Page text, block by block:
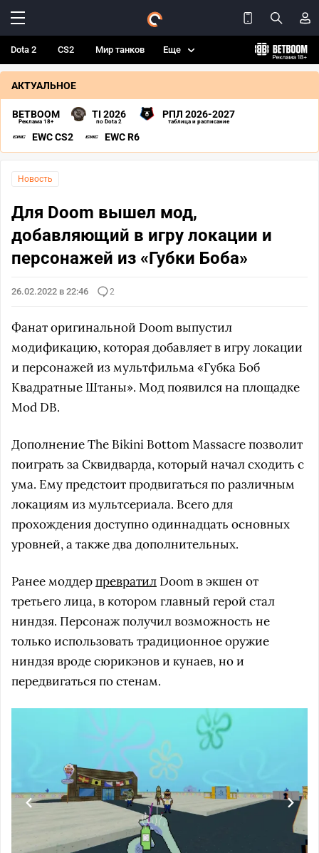
Dota 2 CS2 Мир танков Еще
АКТУАЛЬНОЕ
BETBOOM
Реклама 18+
TI 2026
по Dota 2
РПЛ 2026-2027
таблица и расписание
EWC CS2 EWC R6
Новость
Для Doom вышел мод,
добавляющий в игру локации и
персонажей из «Губки Боба»
26.02.2022 в 22:46 2
Фанат оригинальной Doom выпустил
модификацию, которая добавляет в игру локации
и персонажей из мультфильма «Губка Боб
Квадратные Штаны». Мод появился на площадке
Mod DB.
Дополнение The Bikini Bottom Massacre позволит
поиграть за Сквидварда, который начал сходить с
ума. Ему предстоит продвигаться по различным
локациям из мультсериала. Всего для
прохождения доступно одиннадцать основных
уровней, а также два дополнительных.
Ранее моддерпревратил Doom в экшен от
третьего лица, в котором главный герой стал
ниндзя. Персонаж получил возможность не
только использовать традиционное оружие
ниндзя вроде сюрикэнов и кунаев, но и
передвигаться по стенам.